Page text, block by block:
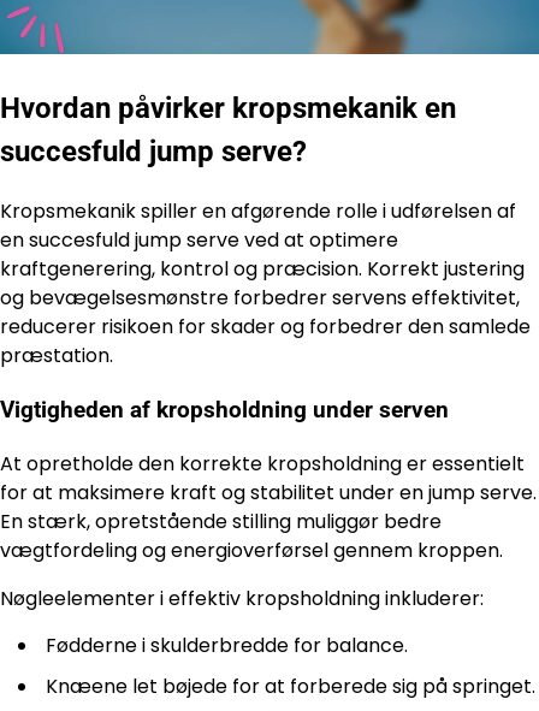
Hvordan påvirker kropsmekanik en
succesfuld jump serve?
Kropsmekanik spiller en afgørende rolle i udførelsen af
en succesfuld jump serve ved at optimere
kraftgenerering, kontrol og præcision. Korrekt justering
og bevægelsesmønstre forbedrer servens effektivitet,
reducerer risikoen for skader og forbedrer den samlede
præstation.
Vigtigheden af kropsholdning under serven
At opretholde den korrekte kropsholdning er essentielt
for at maksimere kraft og stabilitet under en jump serve.
En stærk, opretstående stilling muliggør bedre
vægtfordeling og energioverførsel gennem kroppen.
Nøgleelementer i effektiv kropsholdning inkluderer:
Fødderne i skulderbredde for balance.
Knæene let bøjede for at forberede sig på springet.